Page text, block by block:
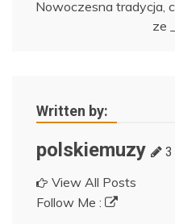
Nowoczesna tradycja,
ze
Written by:
polskiemuzy
View All Posts
Follow Me :